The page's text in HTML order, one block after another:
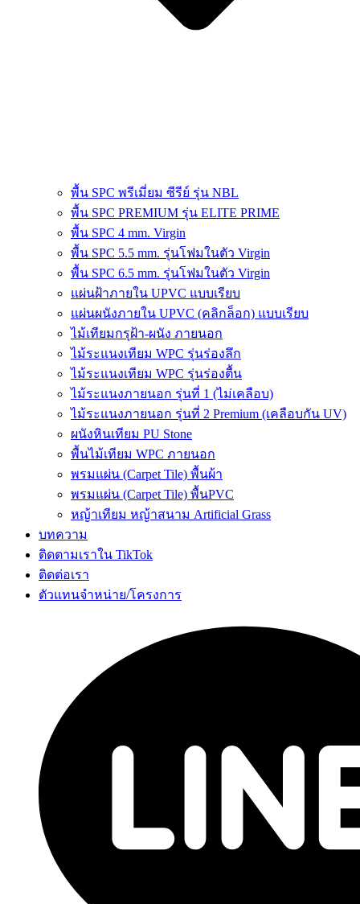
พื้น SPC พรีเมี่ยม ซีรีย์ รุ่น NBL
พื้น SPC PREMIUM รุ่น ELITE PRIME
พื้น SPC 4 mm. Virgin
พื้น SPC 5.5 mm. รุ่นโฟมในตัว Virgin
พื้น SPC 6.5 mm. รุ่นโฟมในตัว Virgin
แผ่นฝ้าภายใน UPVC แบบเรียบ
แผ่นผนังภายใน UPVC (คลิกล็อก) แบบเรียบ
ไม้เทียมกรุฝ้า-ผนัง ภายนอก
ไม้ระแนงเทียม WPC รุ่นร่องลึก
ไม้ระแนงเทียม WPC รุ่นร่องตื้น
ไม้ระแนงภายนอก รุ่นที่ 1 (ไม่เคลือบ)
ไม้ระแนงภายนอก รุ่นที่ 2 Premium (เคลือบกัน UV)
ผนังหินเทียม PU Stone
พื้นไม้เทียม WPC ภายนอก
พรมแผ่น (Carpet Tile) พื้นผ้า
พรมแผ่น (Carpet Tile) พื้นPVC
หญ้าเทียม หญ้าสนาม Artificial Grass
บทความ
ติดตามเราใน TikTok
ติดต่อเรา
ตัวแทนจำหน่าย/โครงการ